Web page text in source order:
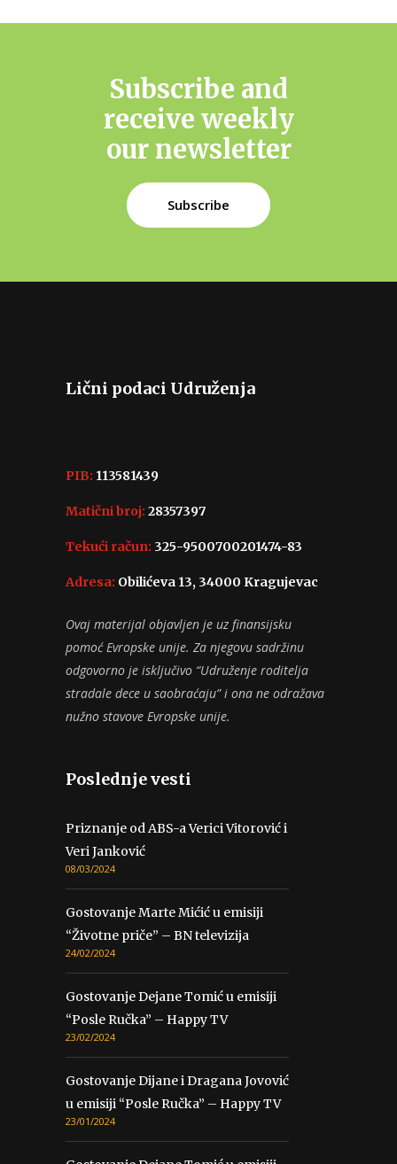
Subscribe and
receive weekly
our newsletter
Subscribe
Lični podaci Udruženja
PIB: 113581439
Matični broj: 28357397
Tekući račun: 325-9500700201474-83
Adresa: Obilićeva 13, 34000 Kragujevac
Ovaj materijal objavljen je uz finansijsku
pomoć Evropske unije. Za njegovu sadržinu
odgovorno je isključivo “Udruženje roditelja
stradale dece u saobraćaju” i ona ne odražava
nužno stavove Evropske unije.
Poslednje vesti
Priznanje od ABS-a Verici Vitorović i
Veri Janković
08/03/2024
Gostovanje Marte Mićić u emisiji
“Životne priče” – BN televizija
24/02/2024
Gostovanje Dejane Tomić u emisiji
“Posle Ručka” – Happy TV
23/02/2024
Gostovanje Dijane i Dragana Jovović
u emisiji “Posle Ručka” – Happy TV
23/01/2024